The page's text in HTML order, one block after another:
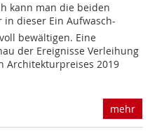
kann man die beiden
dieser Ein Aufwasch-
bewältigen. Eine
der Ereignisse Verleihung
Architekturpreises 2019 
mehr